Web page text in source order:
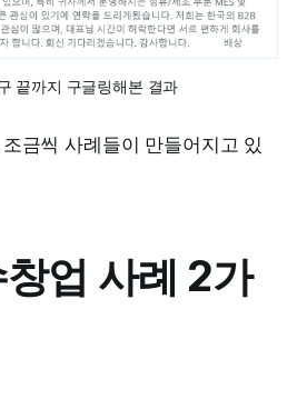
끝까지 구글링해본 결과
금씩 사례들이 만들어지고 있
업 사례 2가